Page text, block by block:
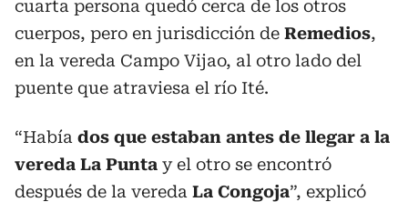
cuarta persona quedó cerca de los otros
cuerpos, pero en jurisdicción de Remedios,
en la vereda Campo Vijao, al otro lado del
puente que atraviesa el río Ité.
“Había dos que estaban antes de llegar a la
vereda La Punta y el otro se encontró
después de la vereda La Congoja”, explicó